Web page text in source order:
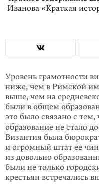
Иванова «Краткая
Уровень грамотности
ниже, чем в Римской
выше, чем на
были в общем
это было связано с
образование не стало
Византия была
и огромный штат ее
из довольно
были не только
крестьян встречались